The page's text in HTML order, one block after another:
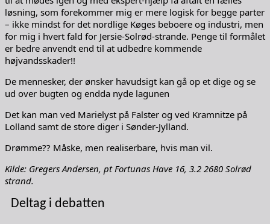
løsning, som forekommer mig er mere logisk for begge parter
– ikke mindst for det nordlige Køges beboere og industri, men
for mig i hvert fald for Jersie-Solrød-strande. Penge til formålet
er bedre anvendt end til at udbedre kommende
højvandsskader!!
De mennesker, der ønsker havudsigt kan gå op et dige og se
ud over bugten og endda nyde lagunen
Det kan man ved Marielyst på Falster og ved Kramnitze på
Lolland samt de store diger i Sønder-Jylland.
Drømme?? Måske, men realiserbare, hvis man vil.
Kilde: Gregers Andersen, pt Fortunas Have 16, 3.2 2680 Solrød
strand.
Deltag i debatten